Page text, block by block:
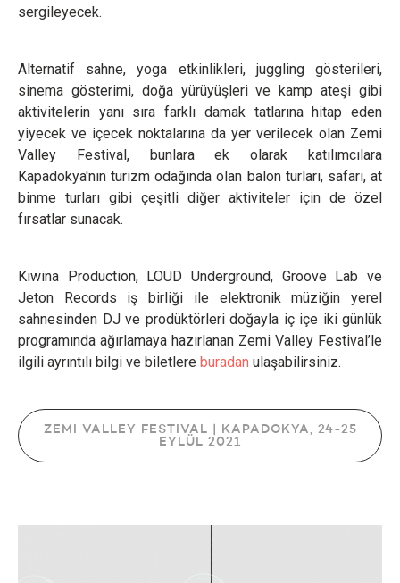
sergileyecek.
Alternatif sahne, yoga etkinlikleri, juggling gösterileri,
sinema gösterimi, doğa yürüyüşleri ve kamp ateşi gibi
aktivitelerin yanı sıra farklı damak tatlarına hitap eden
yiyecek ve içecek noktalarına da yer verilecek olan Zemi
Valley Festival, bunlara ek olarak katılımcılara
Kapadokya'nın turizm odağında olan balon turları, safari, at
binme turları gibi çeşitli diğer aktiviteler için de özel
fırsatlar sunacak.
Kiwina Production, LOUD Underground, Groove Lab ve
Jeton Records iş birliği ile elektronik müziğin yerel
sahnesinden DJ ve prodüktörleri doğayla iç içe iki günlük
programında ağırlamaya hazırlanan Zemi Valley Festival’le
ilgili ayrıntılı bilgi ve biletlere buradan ulaşabilirsiniz.
ZEMI VALLEY FESTIVAL | KAPADOKYA, 24-25
EYLÜL 2021